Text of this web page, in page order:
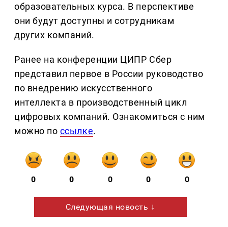
образовательных курса. В перспективе
они будут доступны и сотрудникам
других компаний.
Ранее на конференции ЦИПР Сбер
представил первое в России руководство
по внедрению искусственного
интеллекта в производственный цикл
цифровых компаний. Ознакомиться с ним
можно по ссылке.
0 0 0 0 0
Следующая новость ↓